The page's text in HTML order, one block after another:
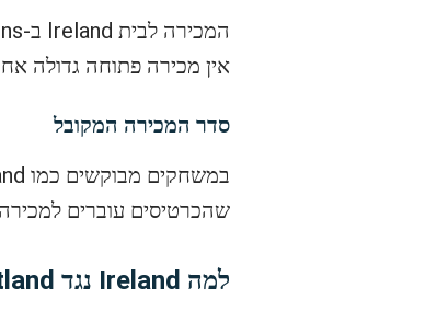
אין מכירה פתוחה גדולה
סדר המכירה המקובל
שהכרטיסים עוברים
למה Ireland נגד Scotland כל כך קשה להשגה?